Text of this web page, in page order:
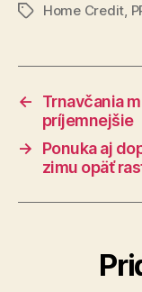
ZnačkyHome Credit
←
Trnavčania
príjemnejšie
→
Ponuka aj
zimu opäť